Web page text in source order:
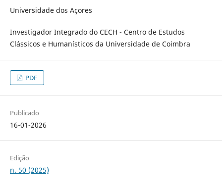
Universidade dos Açores
Investigador Integrado do CECH - Centro de Estudos
Clássicos e Humanísticos da Universidade de Coimbra
PDF
Publicado
16-01-2026
Edição
n. 50 (2025)